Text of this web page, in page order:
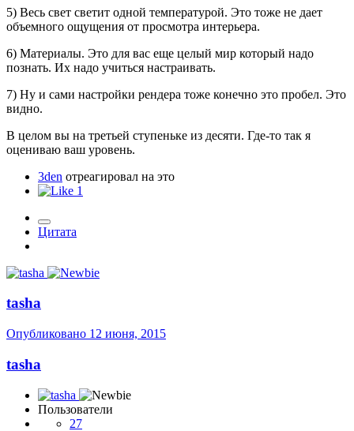
5) Весь свет светит одной температурой. Это тоже не дает
объемного ощущения от просмотра интерьера.
6) Материалы. Это для вас еще целый мир который надо
познать. Их надо учиться настраивать.
7) Ну и сами настройки рендера тоже конечно это пробел. Это
видно.
В целом вы на третьей ступеньке из десяти. Где-то так я
оцениваю ваш уровень.
3den отреагировал на это
1
Цитата
tasha
Опубликовано 12 июня, 2015
tasha
Пользователи
27